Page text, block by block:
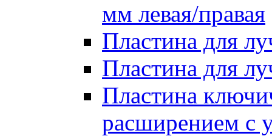
мм левая/правая
Пластина для
Пластина для
Пластина
расширением с